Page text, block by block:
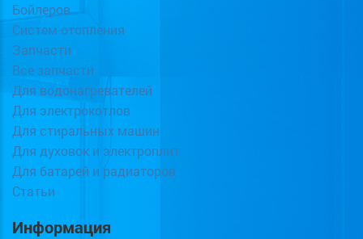
Бойлеров
Систем отопления
Запчасти
Все запчасти
Для водонагревателей
Для электрокотлов
Для стиральных машин
Для духовок и электроплит
Для батарей и радиаторов
Статьи
Информация